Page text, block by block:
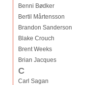
Benni Bødker
Bertil Mårtensson
Brandon Sanderson
Blake Crouch
Brent Weeks
Brian Jacques
C
Carl Sagan